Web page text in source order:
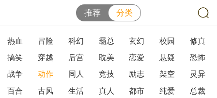
推荐 分类
热血 冒险 科幻 霸总 玄幻 校园
修真
搞笑
穿越 后宫 耽美 恋爱 悬疑
恐怖
战争
动作 同人 竞技 励志 架空
灵异
百合
古风 生活 真人 都市 纯爱
总裁